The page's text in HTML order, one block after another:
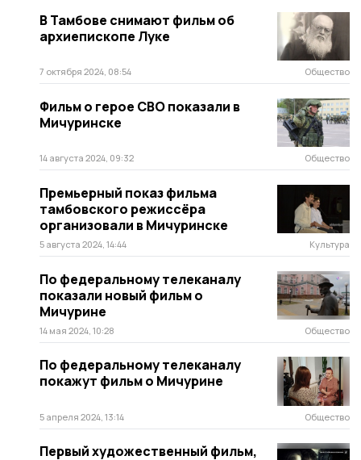
В Тамбове снимают фильм об
архиепископе Луке
7 октября 2024, 08:54 Общество
Фильм о герое СВО показали в
Мичуринске
14 августа 2024, 09:32 Общество
Премьерный показ фильма
тамбовского режиссёра
организовали в Мичуринске
5 августа 2024, 14:44 Культура
По федеральному телеканалу
показали новый фильм о
Мичурине
14 мая 2024, 10:28 Общество
По федеральному телеканалу
покажут фильм о Мичурине
5 апреля 2024, 13:14 Общество
Первый художественный фильм,